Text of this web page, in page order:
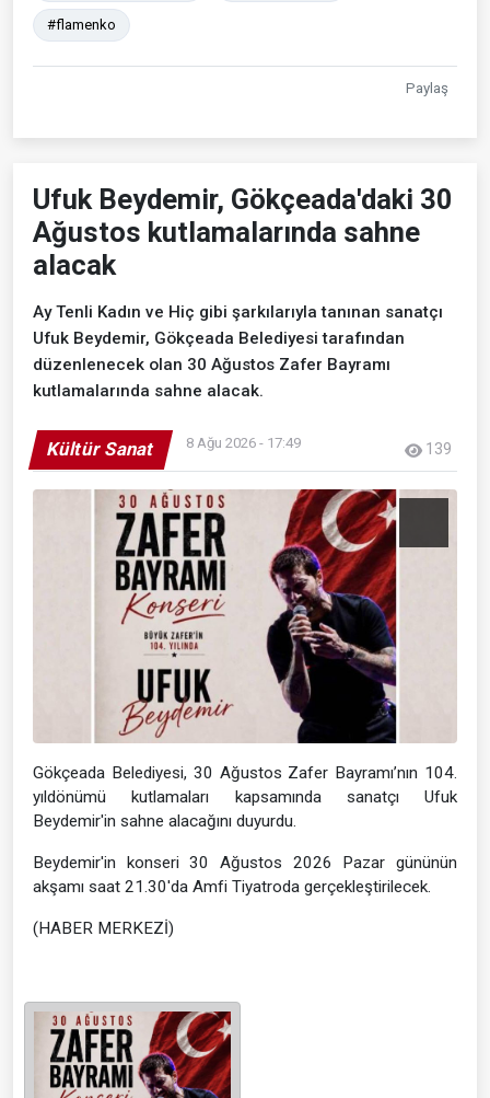
#flamenko
Paylaş
Ufuk Beydemir, Gökçeada'daki 30
Ağustos kutlamalarında sahne
alacak
Ay Tenli Kadın ve Hiç gibi şarkılarıyla tanınan sanatçı
Ufuk Beydemir, Gökçeada Belediyesi tarafından
düzenlenecek olan 30 Ağustos Zafer Bayramı
kutlamalarında sahne alacak.
Kültür Sanat 8 Ağu 2026 - 17:49 139
Gökçeada Belediyesi, 30 Ağustos Zafer Bayramı’nın 104.
yıldönümü kutlamaları kapsamında sanatçı Ufuk
Beydemir'in sahne alacağını duyurdu.
Beydemir'in konseri 30 Ağustos 2026 Pazar gününün
akşamı saat 21.30'da Amfi Tiyatroda gerçekleştirilecek.
(HABER MERKEZİ)